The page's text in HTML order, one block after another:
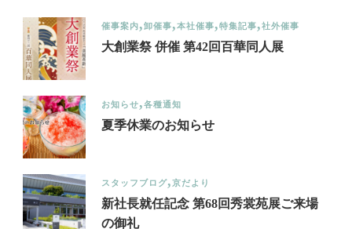
催事案内 卸催事 本社催事 特集記事 社外催事
大創業祭 併催 第42回百華同人展
お知らせ 各種通知
夏季休業のお知らせ
スタッフブログ 京だより
新社長就任記念 第68回秀裳苑展ご来場
の御礼